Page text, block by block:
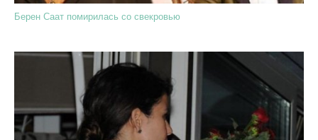
Берен Саат помирилась со свекровью